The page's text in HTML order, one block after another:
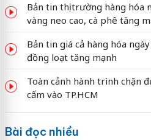
Bản tin thị trường hàng hóa
vàng neo cao, cà phê tăng
Bản tin giá cả hàng hóa
đồng loạt tăng mạnh
Toàn cảnh hành trình chặn
cấm vào TP.HCM
Bài đọc nhiều